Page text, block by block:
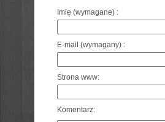
Imię (wymagane) :
E-mail (wymagany) :
Strona www:
Komentarz: